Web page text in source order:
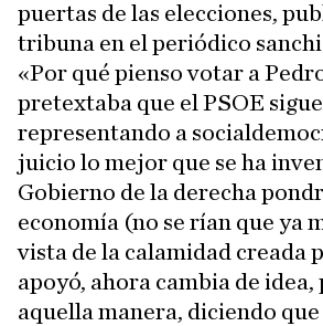
puertas de las elecciones,
tribuna en el periódico
«Por qué pienso votar a
pretextaba que el PSOE sigue
representando a
juicio lo mejor que se ha
Gobierno de la derecha
economía (no se rían que ya
vista de la calamidad creada
apoyó, ahora cambia de idea,
aquella manera, diciendo